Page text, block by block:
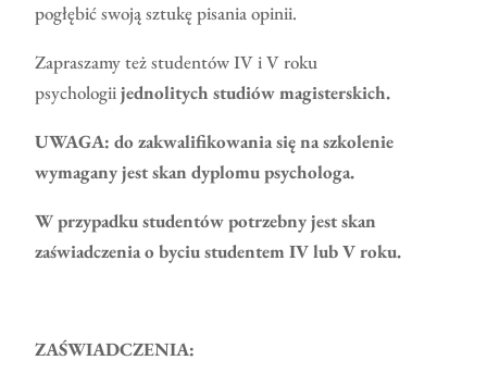
pogłębić swoją sztukę pisania opinii.
Zapraszamy też studentów IV i V roku
psychologiijednolitych studiów magisterskich.
UWAGA: do zakwalifikowania się na szkolenie
wymagany jest skan dyplomu psychologa.
W przypadku studentów potrzebny jest skan
zaświadczenia o byciu studentem IV lub V roku.
ZAŚWIADCZENIA: